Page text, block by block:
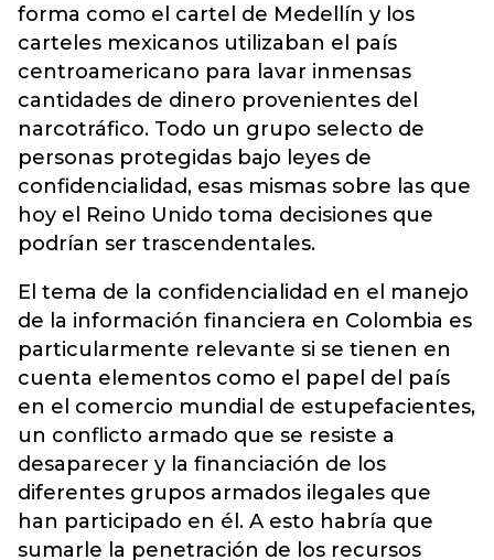
forma como el cartel de Medellín y los
carteles mexicanos utilizaban el país
centroamericano para lavar inmensas
cantidades de dinero provenientes del
narcotráfico. Todo un grupo selecto de
personas protegidas bajo leyes de
confidencialidad, esas mismas sobre las que
hoy el Reino Unido toma decisiones que
podrían ser trascendentales.
El tema de la confidencialidad en el manejo
de la información financiera en Colombia es
particularmente relevante si se tienen en
cuenta elementos como el papel del país
en el comercio mundial de estupefacientes,
un conflicto armado que se resiste a
desaparecer y la financiación de los
diferentes grupos armados ilegales que
han participado en él. A esto habría que
sumarle la penetración de los recursos